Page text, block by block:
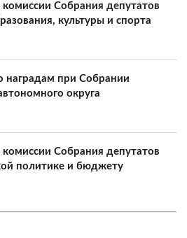
Собрания депутатов
культуры и спорта
наградам при Собрании
округа
Собрания депутатов
политике и бюджету